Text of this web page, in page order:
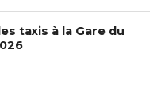
taxis à la Gare du